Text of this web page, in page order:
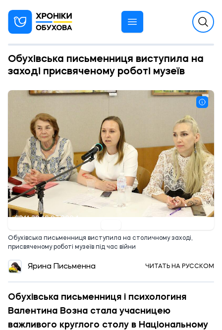
Обухівська письменниця виступила на
заході присвяченому роботі музеїв
11:30 16.07.2024
Обухівська письменниця виступила на столичному заході,
присвяченому роботі музеїв під час війни
Ярина Письменна ЧИТАТЬ НА РУССКОМ
Обухівська письменниця і психологиня
Валентина Возна стала учасницею
важливого круглого столу в Національному